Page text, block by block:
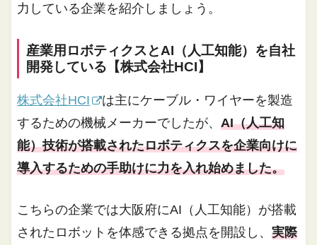
力している企業を紹介しましょう。
産業用ロボティクスとAI（人工知能）を自社
開発している【株式会社HCI】
株式会社HCI
は主にケーブル・ワイヤーを製造
するための機械メーカーでしたが、AI（人工知
能）技術が搭載されたロボティクスを企業向けに
導入するための手助けに力を入れ始めました。
こちらの企業では大阪府にAI（人工知能）が搭載
されたロボットを体感できる拠点を開設し、実際